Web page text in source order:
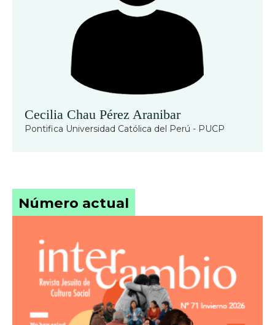
Cecilia Chau Pérez Aranibar
Pontifica Universidad Católica del Perú - PUCP
Número actual